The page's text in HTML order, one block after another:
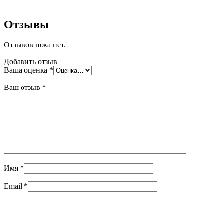
Отзывы
Отзывов пока нет.
Добавить отзыв
Ваша оценка *
Ваш отзыв *
Имя *
Email *